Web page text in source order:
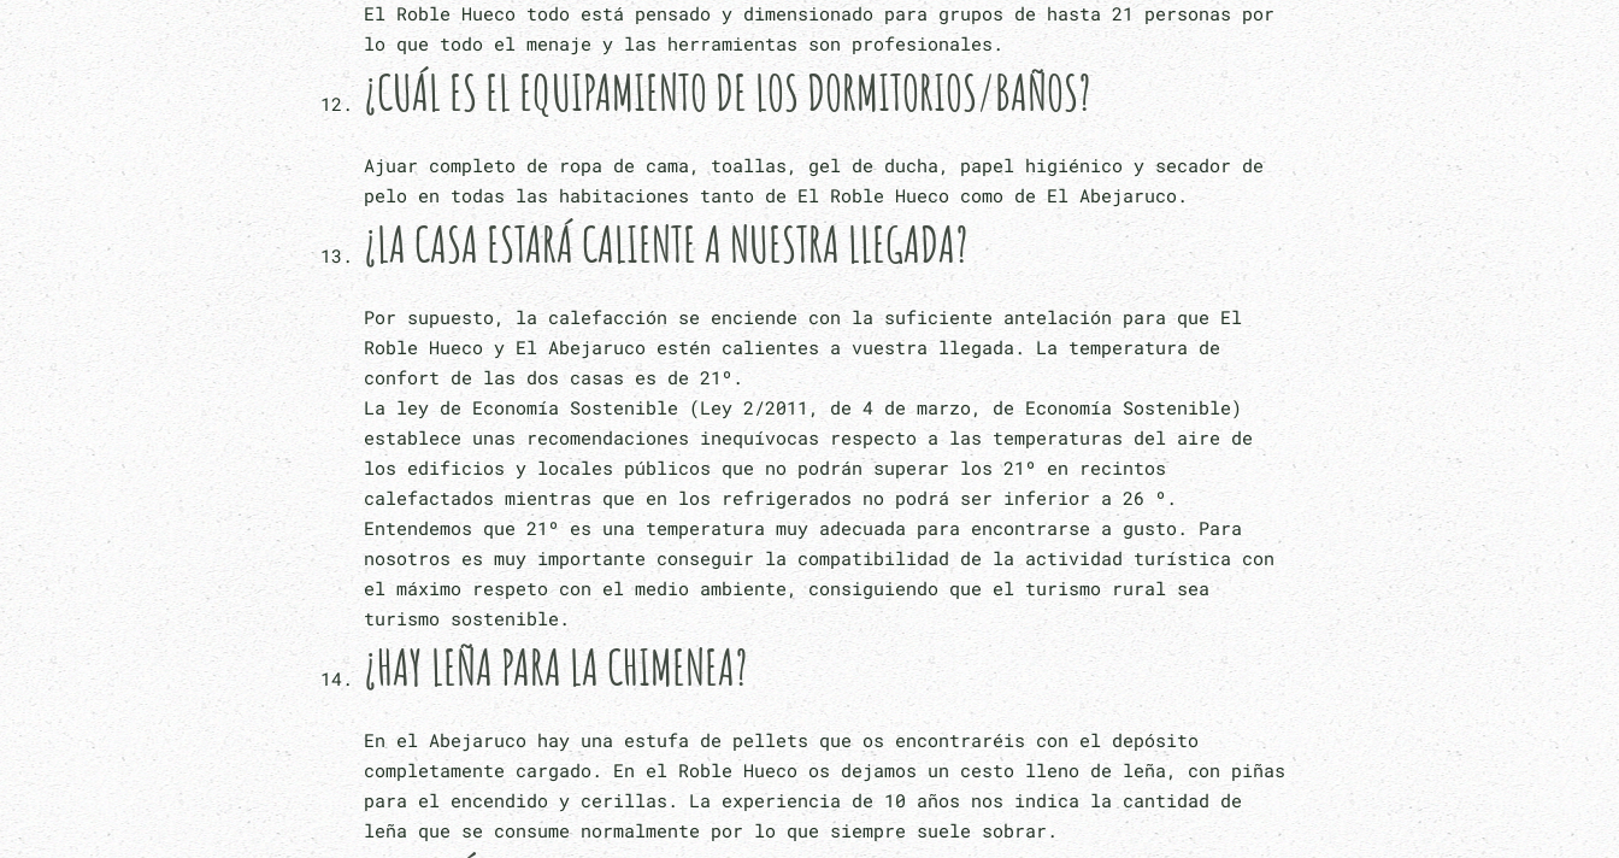
El Roble Hueco todo está pensado y dimensionado para grupos de hasta 21 personas por
lo que todo el menaje y las herramientas son profesionales.
¿CUÁL ES EL EQUIPAMIENTO DE LOS DORMITORIOS/BAÑOS?
Ajuar completo de ropa de cama, toallas, gel de ducha, papel higiénico y secador de
pelo en todas las habitaciones tanto de El Roble Hueco como de El Abejaruco.
¿LA CASA ESTARÁ CALIENTE A NUESTRA LLEGADA?
Por supuesto, la calefacción se enciende con la suficiente antelación para que El
Roble Hueco y El Abejaruco estén calientes a vuestra llegada. La temperatura de
confort de las dos casas es de 21º.
La ley de Economía Sostenible (Ley 2/2011, de 4 de marzo, de Economía Sostenible)
establece unas recomendaciones inequívocas respecto a las temperaturas del aire de
los edificios y locales públicos que no podrán superar los 21º en recintos
calefactados mientras que en los refrigerados no podrá ser inferior a 26 º.
Entendemos que 21º es una temperatura muy adecuada para encontrarse a gusto. Para
nosotros es muy importante conseguir la compatibilidad de la actividad turística con
el máximo respeto con el medio ambiente, consiguiendo que el turismo rural sea
turismo sostenible.
¿HAY LEÑA PARA LA CHIMENEA?
En el Abejaruco hay una estufa de pellets que os encontraréis con el depósito
completamente cargado. En el Roble Hueco os dejamos un cesto lleno de leña, con piñas
para el encendido y cerillas. La experiencia de 10 años nos indica la cantidad de
leña que se consume normalmente por lo que siempre suele sobrar.